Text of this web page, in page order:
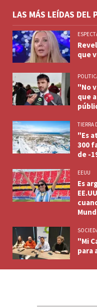
LAS MÁS LEÍDAS DEL
que
"No
que
TIERRA
"Es
300
de -
EEUU
Es
"Mi
para